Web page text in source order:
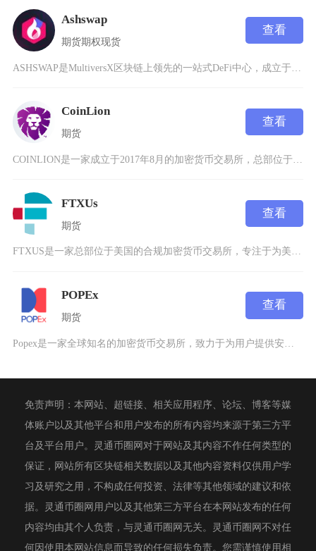
Ashswap
期货期权现货
查看
CoinLion
期货
查看
FTXUs
期货
查看
FTXUS是一家总部位于美国的合规加密货币交易所，专注于为美国用户提供安全、便捷的数字资产
POPEx
期货
查看
Popex是一家全球知名的加密货币交易所，致力于为用户提供安全、便捷的数字资产交易服务。该
免责声明：本网站、超链接、相关应用程序、论坛、博客等媒
体账户以及其他平台和用户发布的所有内容均来源于第三方平
台及平台用户。灵通币圈网对于网站及其内容不作任何类型的
保证，网站所有区块链相关数据以及其他内容资料仅供用户学
习及研究之用，不构成任何投资、法律等其他领域的建议和依
据。灵通币圈网用户以及其他第三方平台在本网站发布的任何
内容均由其个人负责，与灵通币圈网无关。灵通币圈网不对任
何因使用本网站信息而导致的任何损失负责。您需谨慎使用相